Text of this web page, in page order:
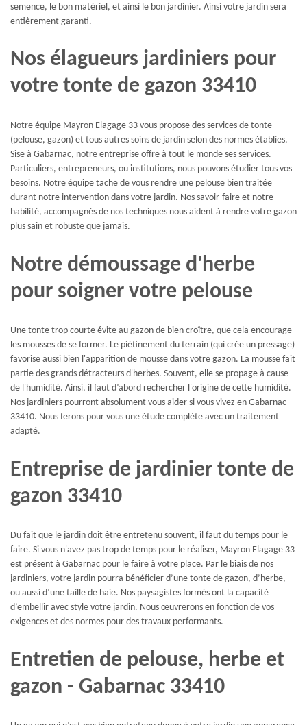
semence, le bon matériel, et ainsi le bon jardinier. Ainsi votre jardin sera
entièrement garanti.
Nos élagueurs jardiniers pour
votre tonte de gazon 33410
Notre équipe Mayron Elagage 33 vous propose des services de tonte
(pelouse, gazon) et tous autres soins de jardin selon des normes établies.
Sise à Gabarnac, notre entreprise offre à tout le monde ses services.
Particuliers, entrepreneurs, ou institutions, nous pouvons étudier tous vos
besoins. Notre équipe tache de vous rendre une pelouse bien traitée
durant notre intervention dans votre jardin. Nos savoir-faire et notre
habilité, accompagnés de nos techniques nous aident à rendre votre gazon
plus sain et robuste que jamais.
Notre démoussage d'herbe
pour soigner votre pelouse
Une tonte trop courte évite au gazon de bien croître, que cela encourage
les mousses de se former. Le piétinement du terrain (qui crée un pressage)
favorise aussi bien l'apparition de mousse dans votre gazon. La mousse fait
partie des grands détracteurs d'herbes. Souvent, elle se propage à cause
de l'humidité. Ainsi, il faut d’abord rechercher l'origine de cette humidité.
Nos jardiniers pourront absolument vous aider si vous vivez en Gabarnac
33410. Nous ferons pour vous une étude complète avec un traitement
adapté.
Entreprise de jardinier tonte de
gazon 33410
Du fait que le jardin doit être entretenu souvent, il faut du temps pour le
faire. Si vous n'avez pas trop de temps pour le réaliser, Mayron Elagage 33
est présent à Gabarnac pour le faire à votre place. Par le biais de nos
jardiniers, votre jardin pourra bénéficier d’une tonte de gazon, d’herbe,
ou aussi d’une taille de haie. Nos paysagistes formés ont la capacité
d’embellir avec style votre jardin. Nous œuvrerons en fonction de vos
exigences et des normes pour des travaux performants.
Entretien de pelouse, herbe et
gazon - Gabarnac 33410